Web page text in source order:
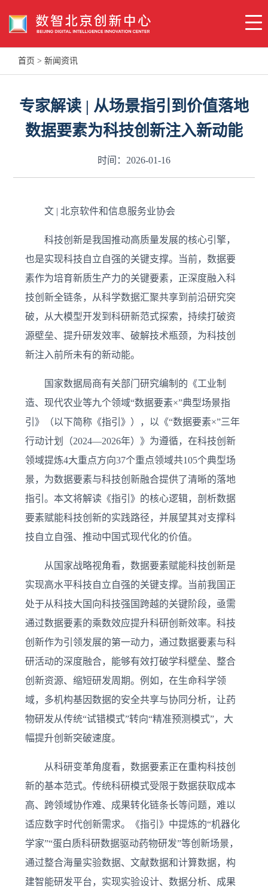
首页 > 新闻资讯
专家解读 | 从场景指引到价值落地
数据要素为科技创新注入新动能
时间：2026-01-16
文 | 北京软件和信息服务业协会
科技创新是我国推动高质量发展的核心引擎，
也是实现科技自立自强的关键支撑。当前，数据要
素作为培育新质生产力的关键要素，正深度融入科
技创新全链条，从科学数据汇聚共享到前沿研究突
破，从大模型开发到科研新范式探索，持续打破资
源壁垒、提升研发效率、破解技术瓶颈，为科技创
新注入前所未有的新动能。
国家数据局商有关部门研究编制的《工业制
造、现代农业等九个领域“数据要素×”典型场景指
引》（以下简称《指引》），以《“数据要素×”三年
行动计划（2024—2026年）》为遵循，在科技创新
领域提炼4大重点方向37个重点领域共105个典型场
景，为数据要素与科技创新融合提供了清晰的落地
指引。本文将解读《指引》的核心逻辑，剖析数据
要素赋能科技创新的实践路径，并展望其对支撑科
技自立自强、推动中国式现代化的价值。
从国家战略视角看，数据要素赋能科技创新是
实现高水平科技自立自强的关键支撑。当前我国正
处于从科技大国向科技强国跨越的关键阶段，亟需
通过数据要素的乘数效应提升科研创新效率。科技
创新作为引领发展的第一动力，通过数据要素与科
研活动的深度融合，能够有效打破学科壁垒、整合
创新资源、缩短研发周期。例如，在生命科学领
域，多机构基因数据的安全共享与协同分析，让药
物研发从传统“试错模式”转向“精准预测模式”，大
幅提升创新突破速度。
从科研变革角度看，数据要素正在重构科技创
新的基本范式。传统科研模式受限于数据获取成本
高、跨领域协作难、成果转化链条长等问题，难以
适应数字时代创新需求。《指引》中提炼的“机器化
学家”“蛋白质科研数据驱动药物研发”等创新场景，
通过整合海量实验数据、文献数据和计算数据，构
建智能研发平台，实现实验设计、数据分析、成果